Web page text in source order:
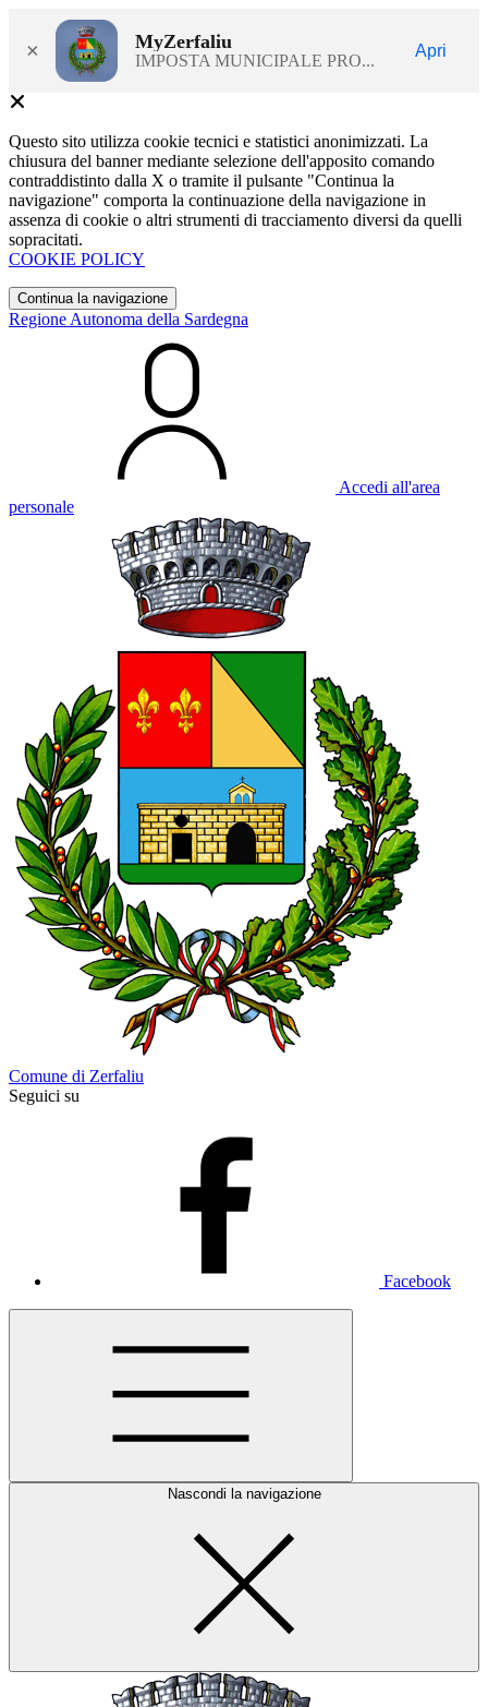
× MyZerfaliu
IMPOSTA MUNICIPALE PRO...
Apri
Questo sito utilizza cookie tecnici e statistici anonimizzati. La
chiusura del banner mediante selezione dell'apposito comando
contraddistinto dalla X o tramite il pulsante "Continua la
navigazione" comporta la continuazione della navigazione in
assenza di cookie o altri strumenti di tracciamento diversi da quelli
sopracitati.
COOKIE POLICY
Continua la navigazione
Regione Autonoma della Sardegna
Accedi all'area
personale
Comune di Zerfaliu
Seguici su
Facebook
Nascondi la navigazione